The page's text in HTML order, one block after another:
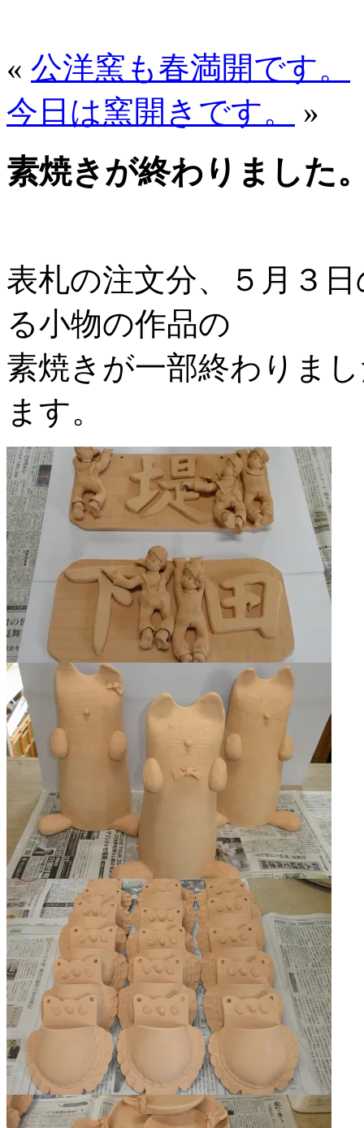
« 公洋窯も春満開です。
今日は窯開きです。
»
素焼きが終わりました
表札の注文分、５月３
る小物の作品の
素焼きが一部終わりま
ます。